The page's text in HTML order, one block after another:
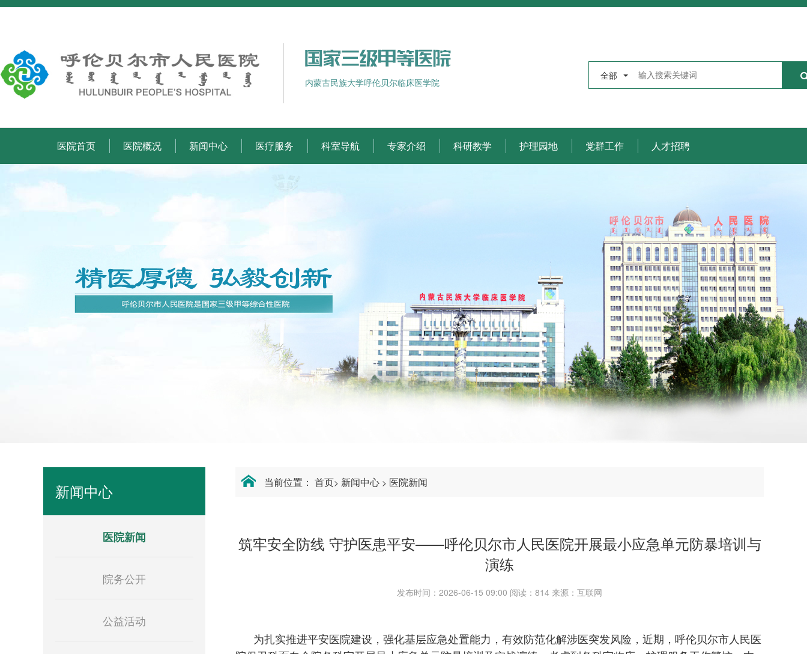
内蒙古民族大学呼伦贝尔临床医学院
全部
医院首页 医院概况 新闻中心 医疗服务 科室导航 专家介绍 科研教学 护理园地 党群工作 人才招聘
新闻中心
医院新闻
院务公开
公益活动
当前位置： 首页> 新闻中心 > 医院新闻
筑牢安全防线 守护医患平安——呼伦贝尔市人民医院开展最小应急单元防暴培训与
演练
发布时间：2026-06-15 09:00 阅读：814 来源：互联网
为扎实推进平安医院建设，强化基层应急处置能力，有效防范化解涉医突发风险，近期，呼伦贝尔市人民医